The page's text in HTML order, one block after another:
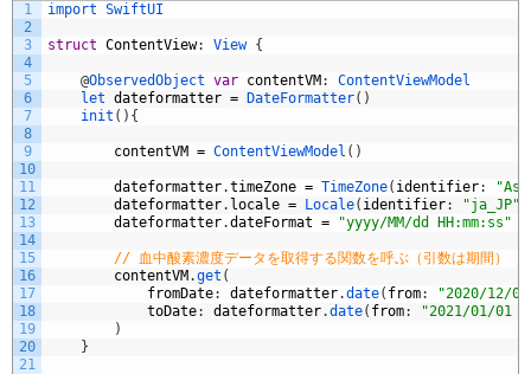
1
2
3
4
5
6
7
8
9
10
11
12
13
14
15
16
17
18
19
20
21
import SwiftUI
struct ContentView: View {
@ObservedObject var contentVM :
ContentViewModel
let dateformatter = DateFormatter( )
init ( ) {
contentVM = ContentViewModel ( )
dateformatter.timeZone = TimeZone( identifier:
dateformatter. locale = Locale( identifier: "ja_JP"
dateformatter.dateFormat = "yyyy/MM/dd HH:mm:ss"
// 血中酸素濃度データを取得する関数を呼ぶ（引数は期間）
contentVM .get (
fromDate: dateformatter.date( from:
"2020/12/
toDate: dateformatter.date( from:
"2021/01/01
)
}